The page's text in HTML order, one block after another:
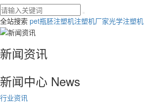
全站搜索 pet瓶胚注塑机注塑机厂家光学注塑机
新闻资讯
新闻中心 News
行业资讯